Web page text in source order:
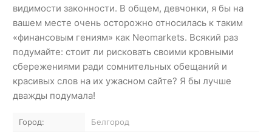
видимости законности. В общем, девчонки, я бы на
вашем месте очень осторожно относилась к таким
«финансовым гениям» как Neomarkets. Всякий раз
подумайте: стоит ли рисковать своими кровными
сбережениями ради сомнительных обещаний и
красивых слов на их ужасном сайте? Я бы лучше
дважды подумала!
Город: Белгород